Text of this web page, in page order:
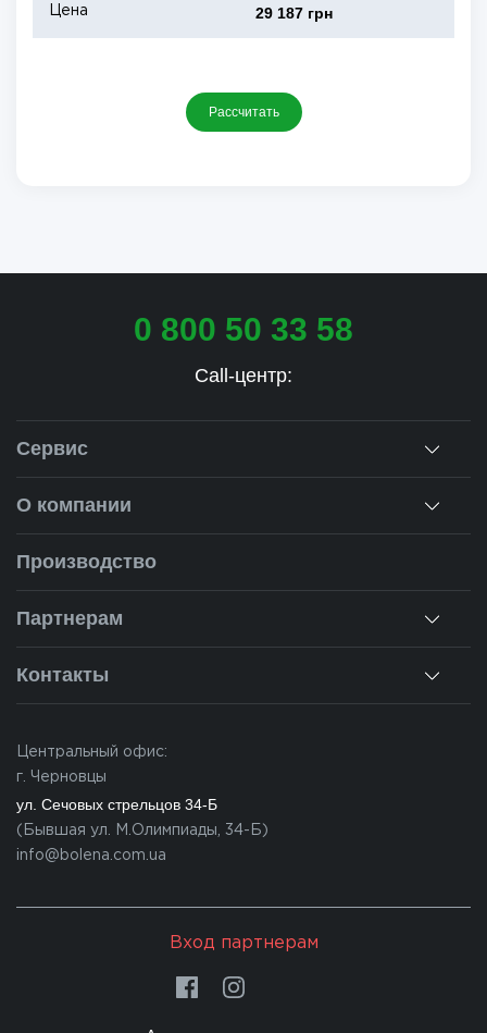
Цена 29 187 грн
Рассчитать
0 800 50 33 58
Call-центр:
Сервис
Консультация
Замеры
Монтаж
Ремонт окон
О компании
О нас
Наша история
Наши объекты
Новости
Производство
Партнерам
Для дилеров
Для партнеров
Контакты
Ивано-Франковск
Львов
Закарпатье
Центральный офис:
г. Черновцы
ул. Сечовых стрельцов 34-Б
(Бывшая ул. М.Олимпиады, 34-Б)
info@bolena.com.ua
Вход партнерам